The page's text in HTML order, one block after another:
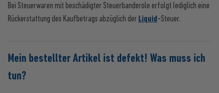
Bei Steuerwaren mit beschädigter Steuerbanderole erfolgt lediglich eine
Rückerstattung des Kaufbetrags abzüglich der Liquid-Steuer.
Mein bestellter Artikel ist defekt! Was muss ich
tun?